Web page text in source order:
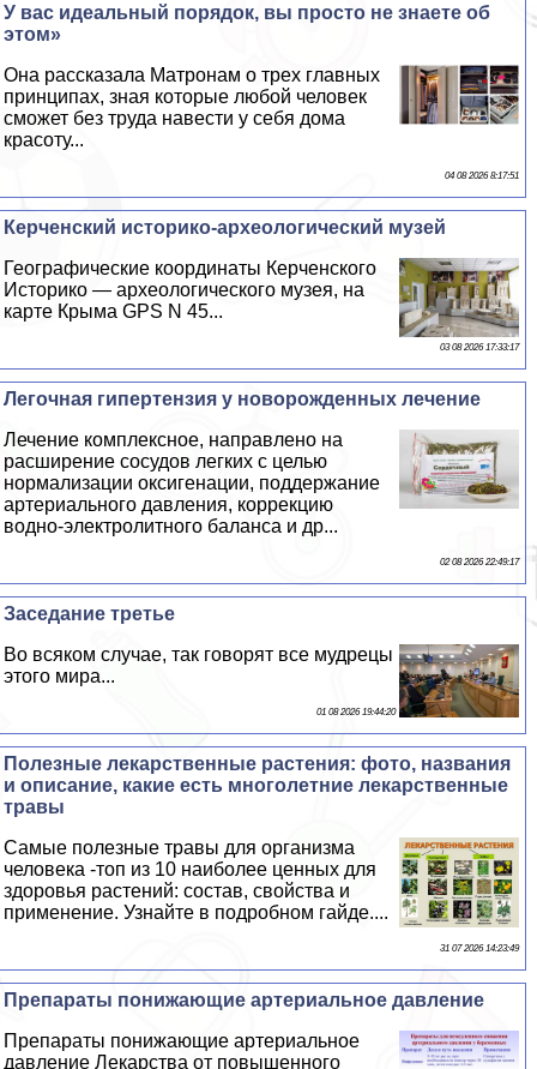
У вас идеальный порядок, вы просто не знаете об
этом»
Она рассказала Матронам о трех главных
принципах, зная которые любой человек
сможет без труда навести у себя дома
красоту...
04 08 2026 8:17:51
Керченский историко-археологический музей
Географические координаты Керченского
Историко — археологического музея, на
карте Крыма GPS N 45...
03 08 2026 17:33:17
Легочная гипертензия у новорожденных лечение
Лечение комплексное, направлено на
расширение сосудов легких с целью
нормализации оксигенации, поддержание
артериального давления, коррекцию
водно-электролитного баланса и др...
02 08 2026 22:49:17
Заседание третье
Во всяком случае, так говорят все мудрецы
этого мира...
01 08 2026 19:44:20
Полезные лекарственные растения: фото, названия
и описание, какие есть многолетние лекарственные
травы
Самые полезные травы для организма
человека -топ из 10 наиболее ценных для
здоровья растений: состав, свойства и
применение. Узнайте в подробном гайде....
31 07 2026 14:23:49
Препараты понижающие артериальное давление
Препараты понижающие артериальное
давление Лекарства от повышенного